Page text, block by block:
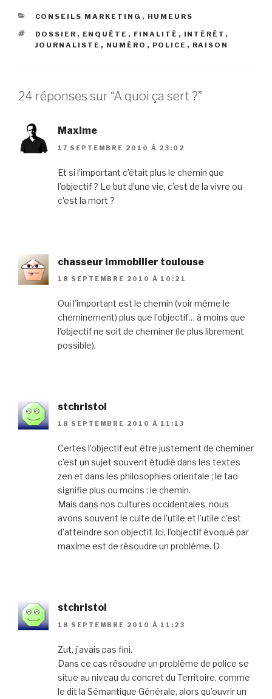
CATÉGORIES
CONSEILS MARKETING , HUMEURS
ÉTIQUETTES
DOSSIER , ENQUÊTE , FINALITÉ , INTÉRÊT ,
JOURNALISTE , NUMÉRO , POLICE , RAISON
24 réponses sur “A quoi ça sert ?”
Maxime
17 SEPTEMBRE 2010 À 23:02
Et si l’important c’était plus le chemin que
l’objectif ? Le but d’une vie, c’est de la vivre ou
c’est la mort ?
chasseur immobilier toulouse
18 SEPTEMBRE 2010 À 10:21
Oui l’important est le chemin (voir même le
cheminement) plus que l’objectif… à moins que
l’objectif ne soit de cheminer (le plus librement
possible).
stchristol
18 SEPTEMBRE 2010 À 11:13
Certes l’objectif eut être justement de cheminer
c’est un sujet souvent étudié dans les textes
zen et dans les philosophies orientale ; le tao
signifie plus ou moins : le chemin.
Mais dans nos cultures occidentales, nous
avons souvent le culte de l’utile et l’utile c’est
d’atteindre son objectif. Ici, l’objectif évoqué par
maxime est de résoudre un problème. D
stchristol
18 SEPTEMBRE 2010 À 11:23
Zut, j’avais pas fini.
Dans ce cas résoudre un problème de police se
situe au niveau du concret du Territoire, comme
le dit la Sémantique Générale, alors qu’ouvrir un